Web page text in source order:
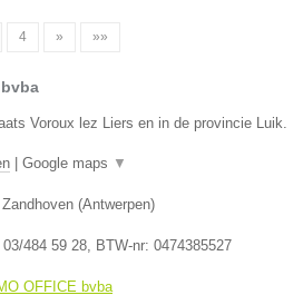
4 » »»
bvba
Voroux lez Liers en in de provincie Luik.
Google maps ▼
Zandhoven (Antwerpen)
03/484 59 28, BTW-nr: 0474385527
OFFICE bvba